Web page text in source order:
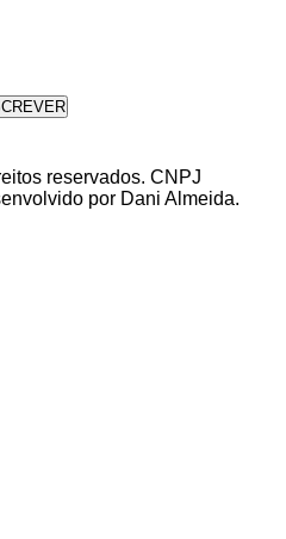
reservados. CNPJ
por Dani Almeida.